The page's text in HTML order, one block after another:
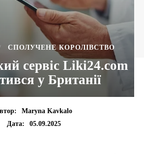
СПОЛУЧЕНЕ КОРОЛІВСТВО
сервіс Liki24.com
у Британії
Maryna Kavkalo
Дата:
05.09.2025